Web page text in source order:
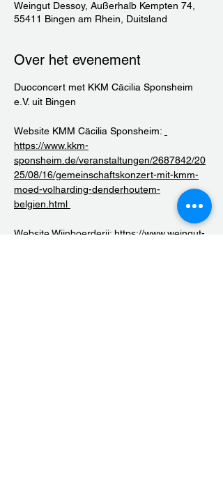
Weingut Dessoy, Außerhalb Kempten 74,
55411 Bingen am Rhein, Duitsland
Over het evenement
Duoconcert met KKM Cäcilia Sponsheim
e.V. uit Bingen
Website KMM Cäcilia Sponsheim:
https://www.kkm-
sponsheim.de/veranstaltungen/2687842/20
25/08/16/gemeinschaftskonzert-mit-kmm-
moed-volharding-denderhoutem-
belgien.html
Website Wijnboerderij: https://www.weingut-